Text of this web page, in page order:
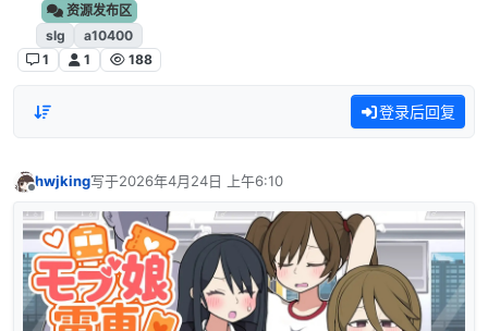
资源发布区
slg
a10400
1
1 188
登录后回复
离线
hwjking写于2026年4月24日 上午6:10
最后由 编辑